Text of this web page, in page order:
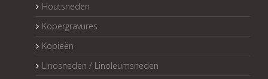
Houtsneden
Kopergravures
Kopieën
Linosneden / Linoleumsneden